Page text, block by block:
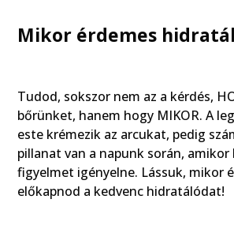
Mikor érdemes
Tudod, sokszor nem az a kérdés,
bőrünket, hanem hogy MIKOR. A
este krémezik az arcukat, pedig
pillanat van a napunk során,
figyelmet igényelne. Lássuk, mikor
előkapnod a kedvenc hidratálódat!